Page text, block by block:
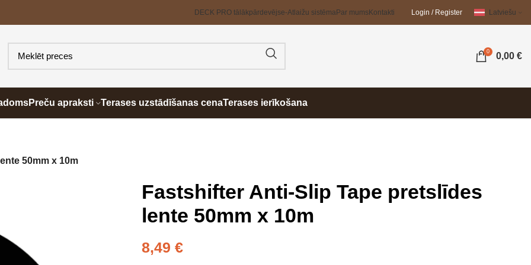
DECK PRO tālākpārdevējse-Atlaižu sistēmaPar mumsKontakti Login / Register Latviešu
0 0,00 €
Preču apraksti Terases uzstādīšanas cenaTerases ierīkošana
50mm x 10m
Fastshifter Anti-Slip Tape pretslīdes
lente 50mm x 10m
8,49 €